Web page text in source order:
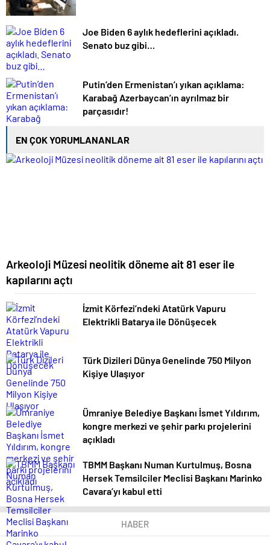
Joe Biden 6 aylık hedeflerini açıkladı.
Senato buz gibi…
Putin’den Ermenistan’ı yıkan açıklama:
Karabağ Azerbaycan’ın ayrılmaz bir
parçasıdır!
EN ÇOK YORUMLANANLAR
Arkeoloji Müzesi neolitik döneme ait 81 eser ile
kapılarını açtı
İzmit Körfezi’ndeki Atatürk Vapuru
Elektrikli Batarya ile Dönüşecek
Türk Dizileri Dünya Genelinde 750 Milyon
Kişiye Ulaşıyor
Ümraniye Belediye Başkanı İsmet Yıldırım,
kongre merkezi ve şehir parkı projelerini
açıkladı
TBMM Başkanı Numan Kurtulmuş, Bosna
Hersek Temsilciler Meclisi Başkanı Marinko
Cavara’yı kabul etti
HABER